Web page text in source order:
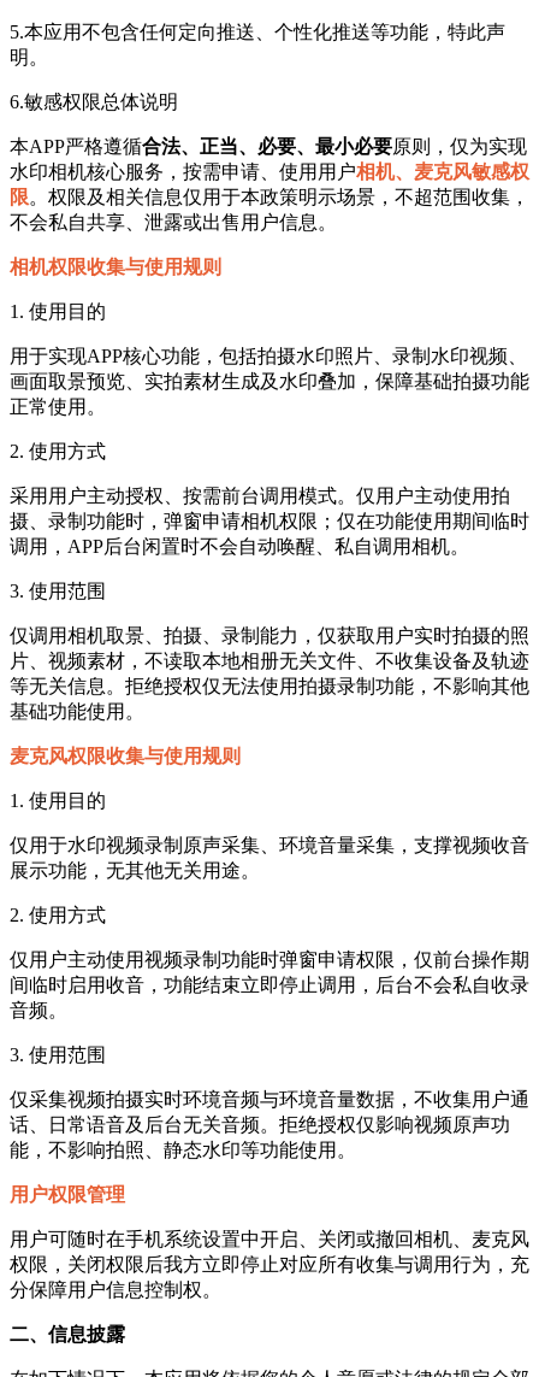
5.本应用不包含任何定向推送、个性化推送等功能，特此声
明。
6.敏感权限总体说明
本APP严格遵循合法、正当、必要、最小必要原则，仅为实现
水印相机核心服务，按需申请、使用用户相机、麦克风敏感权
限。权限及相关信息仅用于本政策明示场景，不超范围收集，
不会私自共享、泄露或出售用户信息。
相机权限收集与使用规则
1. 使用目的
用于实现APP核心功能，包括拍摄水印照片、录制水印视频、
画面取景预览、实拍素材生成及水印叠加，保障基础拍摄功能
正常使用。
2. 使用方式
采用用户主动授权、按需前台调用模式。仅用户主动使用拍
摄、录制功能时，弹窗申请相机权限；仅在功能使用期间临时
调用，APP后台闲置时不会自动唤醒、私自调用相机。
3. 使用范围
仅调用相机取景、拍摄、录制能力，仅获取用户实时拍摄的照
片、视频素材，不读取本地相册无关文件、不收集设备及轨迹
等无关信息。拒绝授权仅无法使用拍摄录制功能，不影响其他
基础功能使用。
麦克风权限收集与使用规则
1. 使用目的
仅用于水印视频录制原声采集、环境音量采集，支撑视频收音
展示功能，无其他无关用途。
2. 使用方式
仅用户主动使用视频录制功能时弹窗申请权限，仅前台操作期
间临时启用收音，功能结束立即停止调用，后台不会私自收录
音频。
3. 使用范围
仅采集视频拍摄实时环境音频与环境音量数据，不收集用户通
话、日常语音及后台无关音频。拒绝授权仅影响视频原声功
能，不影响拍照、静态水印等功能使用。
用户权限管理
用户可随时在手机系统设置中开启、关闭或撤回相机、麦克风
权限，关闭权限后我方立即停止对应所有收集与调用行为，充
分保障用户信息控制权。
二、信息披露